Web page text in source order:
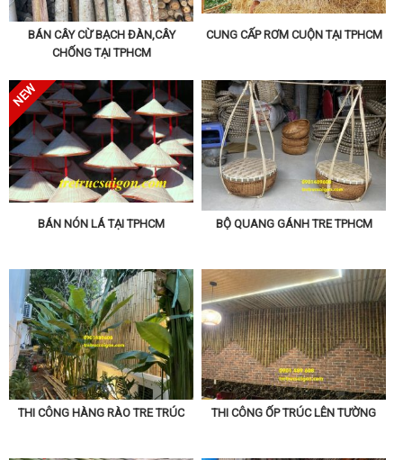
BÁN CÂY CỪ BẠCH ĐÀN,CÂY
CHỐNG TẠI TPHCM
CUNG CẤP RƠM CUỘN TẠI TPHCM
BÁN NÓN LÁ TẠI TPHCM BỘ QUANG GÁNH TRE TPHCM
THI CÔNG HÀNG RÀO TRE TRÚC THI CÔNG ỐP TRÚC LÊN TƯỜNG